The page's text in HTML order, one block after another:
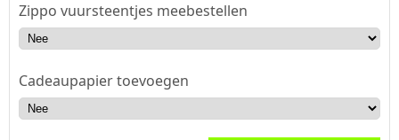
Zippo vuursteentjes meebestellen
Cadeaupapier toevoegen